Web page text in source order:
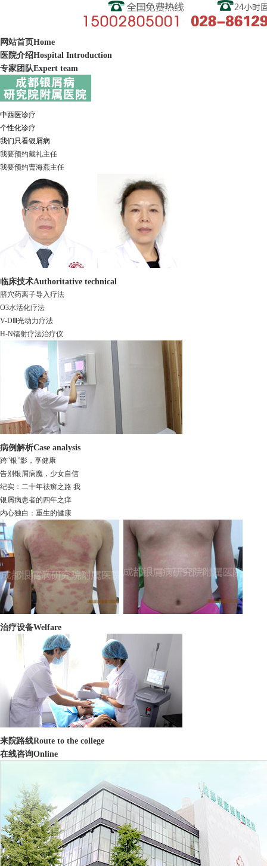
网站首页Home
医院介绍Hospital Introduction
专家团队Expert team
中西医诊疗
个性化诊疗
我们只看银屑病
我要预约戴礼主任
我要预约曹海燕主任
临床技术Authoritative technical
脐穴药离子导入疗法
O3水活化疗法
V-DⅢ光动力疗法
H-N镭射疗法治疗仪
病例解析Case analysis
跨“银”影，享健康
告别银屑病魔，少女自信
纪实：二十年祛癣之路 我
银屑病患者的四年之痒
内心独白：重生的健康
治疗设备Welfare
来院路线Route to the college
在线咨询Online